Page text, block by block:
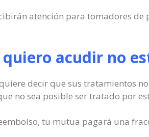
atención para tomadores de
acudir no
decir que sus tratamientos
no sea posible ser tratado por
tu mutua pagará una